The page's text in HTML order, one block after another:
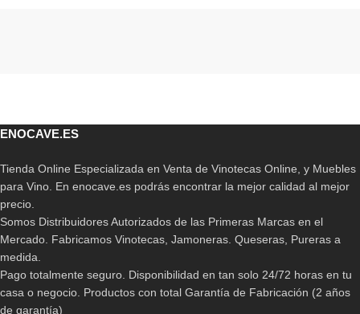
ENOCAVE.ES
Tienda Online Especializada en Venta de Vinotecas Online, y Muebles
para Vino. En enocave.es podrás encontrar la mejor calidad al mejor
precio.
Somos Distribuidores Autorizados de las Primeras Marcas en el
Mercado. Fabricamos Vinotecas, Jamoneras. Queseras, Pureras a
medida.
Pago totalmente seguro. Disponibilidad en tan solo 24/72 horas en tu
casa o negocio. Productos con total Garantía de Fabricación (2 años
de garantía)